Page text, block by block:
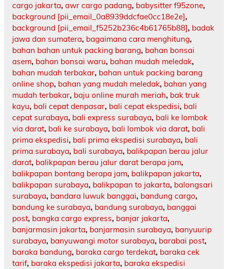
cargo jakarta, awr cargo padang, babysitter f95zone,
background [pii_email_0a8939ddcfae0cc18e2e],
background [pii_email_f5252b236c4b61765b88], badak
jawa dan sumatera, bagaimana cara menghitung,
bahan bahan untuk packing barang, bahan bonsai
asem, bahan bonsai waru, bahan mudah meledak,
bahan mudah terbakar, bahan untuk packing barang
online shop, bahan yang mudah meledak, bahan yang
mudah terbakar, baju online murah meriah, bak truk
kayu, bali cepat denpasar, bali cepat ekspedisi, bali
cepat surabaya, bali express surabaya, bali ke lombok
via darat, bali ke surabaya, bali lombok via darat, bali
prima ekspedisi, bali prima ekspedisi surabaya, bali
prima surabaya, bali surabaya, balikpapan berau jalur
darat, balikpapan berau jalur darat berapa jam,
balikpapan bontang berapa jam, balikpapan jakarta,
balikpapan surabaya, balikpapan to jakarta, balongsari
surabaya, bandara luwuk banggai, bandung cargo,
bandung ke surabaya, bandung surabaya, banggai
post, bangka cargo express, banjar jakarta,
banjarmasin jakarta, banjarmasin surabaya, banyuurip
surabaya, banyuwangi motor surabaya, barabai post,
baraka bandung, baraka cargo terdekat, baraka cek
tarif, baraka ekspedisi jakarta, baraka ekspedisi